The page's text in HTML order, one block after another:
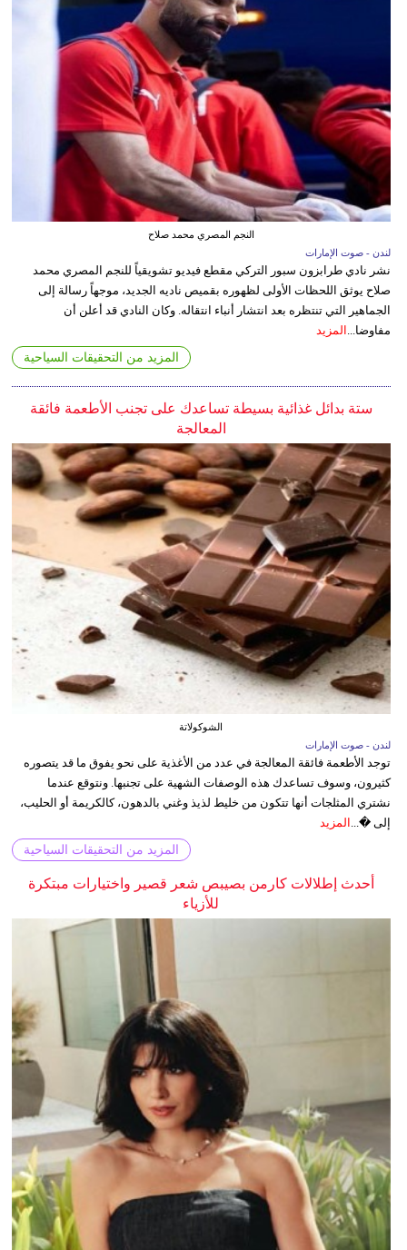
النجم المصري محمد صلاح
لندن - صوت الإمارات
نشر نادي طرابزون سبور التركي مقطع فيديو تشويقياً للنجم المصري محمد
صلاح يوثق اللحظات الأولى لظهوره بقميص ناديه الجديد، موجهاً رسالة إلى
الجماهير التي تنتظره بعد انتشار أنباء انتقاله. وكان النادي قد أعلن أن
مفاوضا... المزيد
المزيد من التحقيقات السياحية
ستة بدائل غذائية بسيطة تساعدك على تجنب الأطعمة فائقة
المعالجة
الشوكولاتة
لندن - صوت الإمارات
توجد الأطعمة فائقة المعالجة في عدد من الأغذية على نحو يفوق ما قد يتصوره
كثيرون، وسوف تساعدك هذه الوصفات الشهية على تجنبها. ونتوقع عندما
نشتري المثلجات أنها تتكون من خليط لذيذ وغني بالدهون، كالكريمة أو الحليب،
إلى �... المزيد
المزيد من التحقيقات السياحية
أحدث إطلالات كارمن بصيبص شعر قصير واختيارات مبتكرة
للأزياء